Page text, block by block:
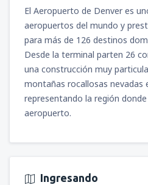
A PARTIR DE: 391USD
desde Bogotá, El
A PARTIR DE: USD
desdeCali, Alfonso
A PARTIR DE:
El Aeropuerto de Denver es
aeropuertos del mundo y
para más de 126 destinos
Desde la terminal parten 26
una construcción muy
montañas rocallosas nevadas
representando la región
aeropuerto.
Ingresando